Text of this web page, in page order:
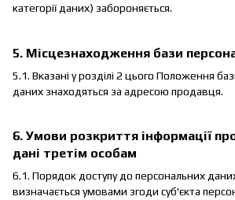
категорії даних) забороняється.
5. Місцезнаходження бази
5.1. Вказані у розділі 2 цього Положення
даних знаходяться за адресою продавця.
6. Умови розкриття інформації
дані третім особам
6.1. Порядок доступу до персональних даних
визначається умовами згоди суб'єкта